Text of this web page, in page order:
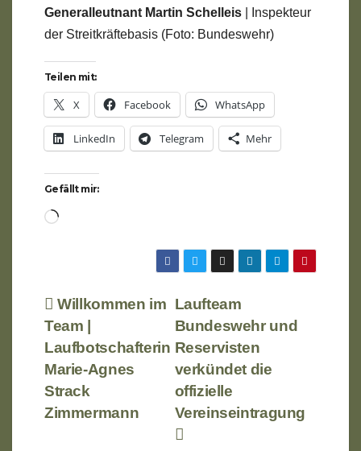
Generalleutnant Martin Schelleis | Inspekteur
der Streitkräftebasis (Foto: Bundeswehr)
Teilen mit:
X Facebook WhatsApp
LinkedIn Telegram Mehr
Gefällt mir:
Wird
Beitragsnavigation
Laufteam
Bundeswehr und
Reservisten
verkündet die
offizielle
Vereinseintragung
Willkommen im
Team |
Laufbotschafterin
Marie-Agnes
Strack
Zimmermann